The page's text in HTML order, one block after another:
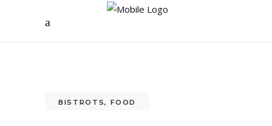
BISTROTS, FOOD